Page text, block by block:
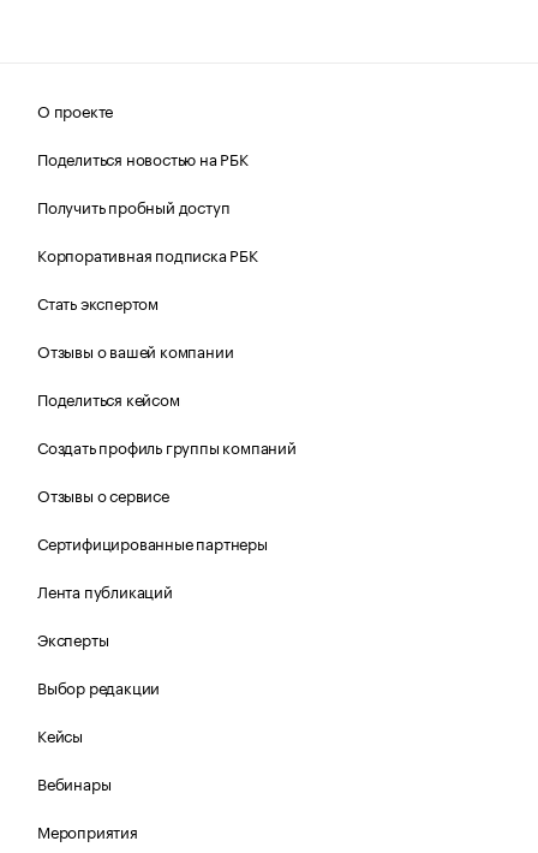
О проекте
Поделиться новостью на РБК
Получить пробный доступ
Корпоративная подписка РБК
Стать экспертом
Отзывы о вашей компании
Поделиться кейсом
Создать профиль группы компаний
Отзывы о сервисе
Сертифицированные партнеры
Лента публикаций
Эксперты
Выбор редакции
Кейсы
Вебинары
Мероприятия